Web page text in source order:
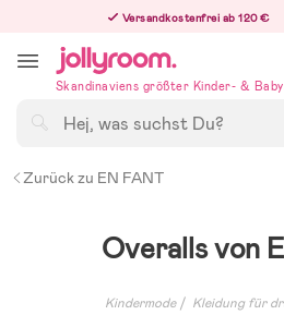
innehållet
Versandkostenfrei ab 120 €
Bestellungen, die nach 12:00 Uhr eingehen,
Skandinaviens größter Kinder- &
Zurück zu EN FANT
Overalls von
Kindermode Kleidung für